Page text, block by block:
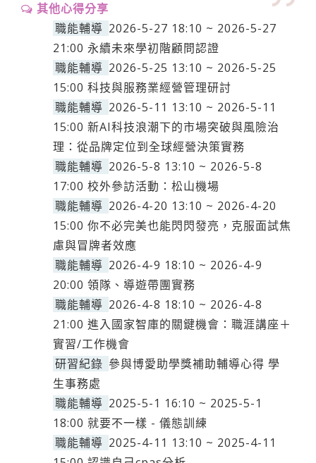
其他心得分享
職能輔導 2026-5-27 18:10 ~ 2026-5-27
21:00 永續未來學初階顧問認證
職能輔導 2026-5-25 13:10 ~ 2026-5-25
15:00 科技與服務業經營管理研討
職能輔導 2026-5-11 13:10 ~ 2026-5-11
15:00 新AI科技浪潮下的市場突破與風險治
理：從品牌定位到全球經營決策實務
職能輔導 2026-5-8 13:10 ~ 2026-5-8
17:00 校外參訪活動：松山機場
職能輔導 2026-4-20 13:10 ~ 2026-4-20
15:00 你不必完美也能閃閃發亮，克服面試焦
慮與冒牌者效應
職能輔導 2026-4-9 18:10 ~ 2026-4-9
20:00 領隊、導遊帶團實務
職能輔導 2026-4-8 18:10 ~ 2026-4-8
21:00 進入國家智庫的關鍵機會：職涯講座＋
實習/工作機會
研習紀錄 參與博愛助學獎補助輔導心得 學
生事務處
職能輔導 2025-5-1 16:10 ~ 2025-5-1
18:00 就要不一樣 - 儀態訓練
職能輔導 2025-4-11 13:10 ~ 2025-4-11